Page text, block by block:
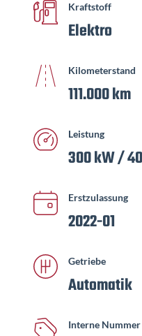
Kraftstoff
Elektro
Kilometerstand
111.000 km
Leistung
300 kW /
Erstzulassung
2022-01
Getriebe
Automatik
Interne Nummer